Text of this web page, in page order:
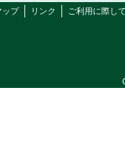
ップ リンク ご利用に際し